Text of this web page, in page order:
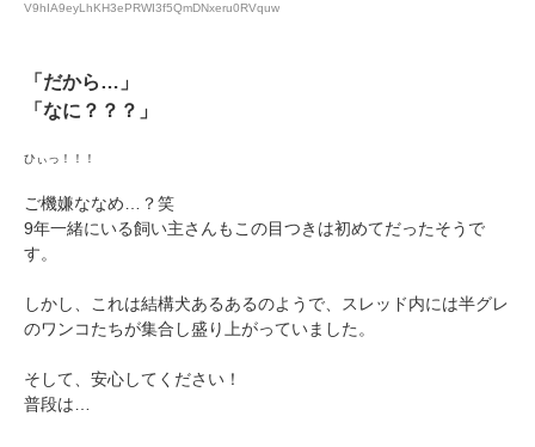
V9hIA9eyLhKH3ePRWI3f5QmDNxeru0RVquw
「だから…」
「なに？？？」
ひぃっ！！！
ご機嫌ななめ…？笑
9年一緒にいる飼い主さんもこの目つきは初めてだったそうで
す。
しかし、これは結構犬あるあるのようで、スレッド内には半グレ
のワンコたちが集合し盛り上がっていました。
そして、安心してください！
普段は…
閉じる
PECOアプリをダウンロード済みの方